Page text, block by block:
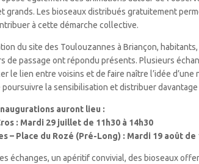
grands. Les bioseaux distribués gratuitement
à cette démarche collective.
du site des Toulouzannes à Briançon,
de passage ont répondu présents. Plusieurs
le lien entre voisins et de faire naître l’idée d’une
la sensibilisation et distribuer davantage
auront lieu :
: Mardi 29 juillet de 11h30 à 14h30
– Place du Rozé (Pré-Long) : Mardi 19 août de
échanges, un apéritif convivial, des bioseaux